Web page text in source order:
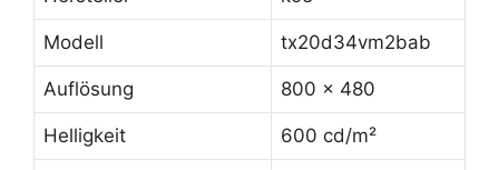
Modell tx20d34vm2bab
Auflösung 800 x 480
Helligkeit 600 cd/m²